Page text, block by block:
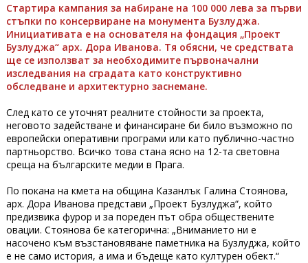
Стартира кампания за набиране на 100 000 лева за първи
стъпки по консервиране на монумента Бузлуджа.
Инициативата е на основателя на фондация „Проект
Бузлуджа“ арх. Дора Иванова. Тя обясни, че средствата
ще се използват за необходимите първоначални
изследвания на сградата като конструктивно
обследване и архитектурно заснемане.
След като се уточнят реалните стойности за проекта,
неговото задействане и финансиране би било възможно по
европейски оперативни програми или като публично-частно
партньорство. Всичко това стана ясно на 12-та световна
среща на българските медии в Прага.
По покана на кмета на община Казанлък Галина Стоянова,
арх. Дора Иванова представи „Проект Бузлуджа“, който
предизвика фурор и за пореден път обра обществените
овации. Стоянова бе категорична: „Вниманието ни е
насочено към възстановяване паметника на Бузлуджа, който
е не само история, а има и бъдеще като културен обект.“